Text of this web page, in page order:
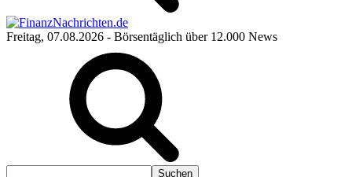
Freitag, 07.08.2026 - Börsentäglich über 12.000 News